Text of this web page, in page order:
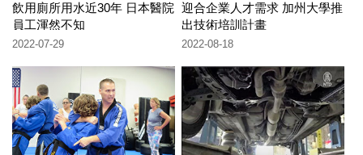
飲用廁所用水近30年 日本醫院
員工渾然不知
2022-07-29
迎合企業人才需求 加州大學推
出技術培訓計畫
2022-08-18